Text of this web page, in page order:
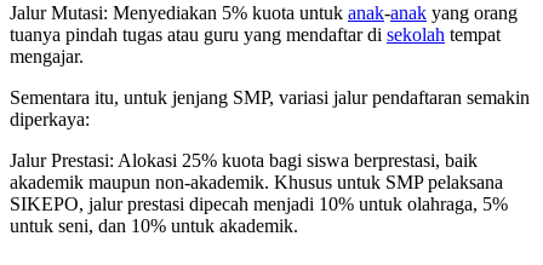
Jalur Mutasi: Menyediakan 5% kuota untuk anak-anak yang orang
tuanya pindah tugas atau guru yang mendaftar di sekolah tempat
mengajar.
Sementara itu, untuk jenjang SMP, variasi jalur pendaftaran semakin
diperkaya:
Jalur Prestasi: Alokasi 25% kuota bagi siswa berprestasi, baik
akademik maupun non-akademik. Khusus untuk SMP pelaksana
SIKEPO, jalur prestasi dipecah menjadi 10% untuk olahraga, 5%
untuk seni, dan 10% untuk akademik.